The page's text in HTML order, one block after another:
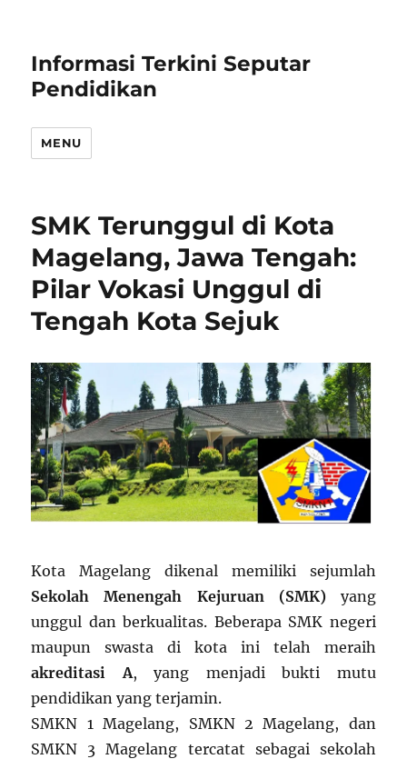
Informasi Terkini Seputar
Pendidikan
MENU
SMK Terunggul di Kota
Magelang, Jawa Tengah:
Pilar Vokasi Unggul di
Tengah Kota Sejuk
Kota Magelang dikenal memiliki sejumlah
Sekolah Menengah Kejuruan (SMK)yang
unggul dan berkualitas. Beberapa SMK negeri
maupun swasta di kota ini telah meraih
akreditasi A, yang menjadi bukti mutu
pendidikan yang terjamin.
SMKN 1 Magelang, SMKN 2 Magelang, dan
SMKN 3 Magelang tercatat sebagai sekolah